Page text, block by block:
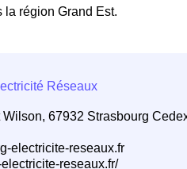
la région Grand Est.